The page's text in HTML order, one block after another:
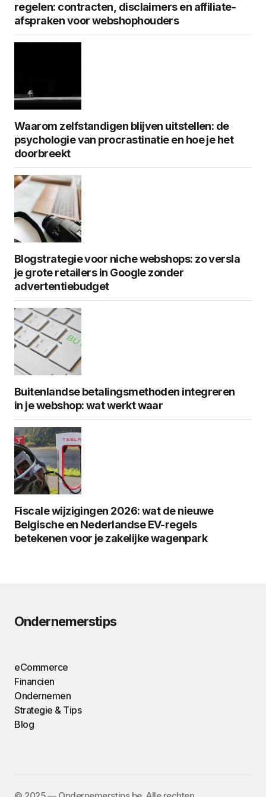
regelen: contracten, disclaimers en affiliate-
afspraken voor webshophouders
Waarom zelfstandigen blijven uitstellen: de
psychologie van procrastinatie en hoe je het
doorbreekt
Blogstrategie voor niche webshops: zo versla
je grote retailers in Google zonder
advertentiebudget
Buitenlandse betalingsmethoden integreren
in je webshop: wat werkt waar
Fiscale wijzigingen 2026: wat de nieuwe
Belgische en Nederlandse EV-regels
betekenen voor je zakelijke wagenpark
Ondernemerstips
eCommerce
Financien
Ondernemen
Strategie & Tips
Blog